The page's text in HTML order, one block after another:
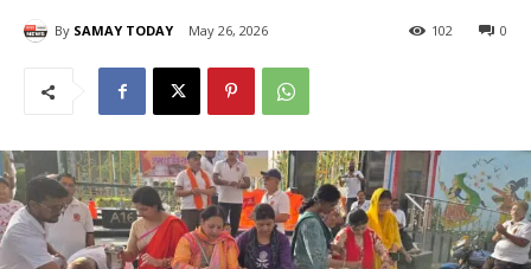
By SAMAY TODAY May 26, 2026 0
102